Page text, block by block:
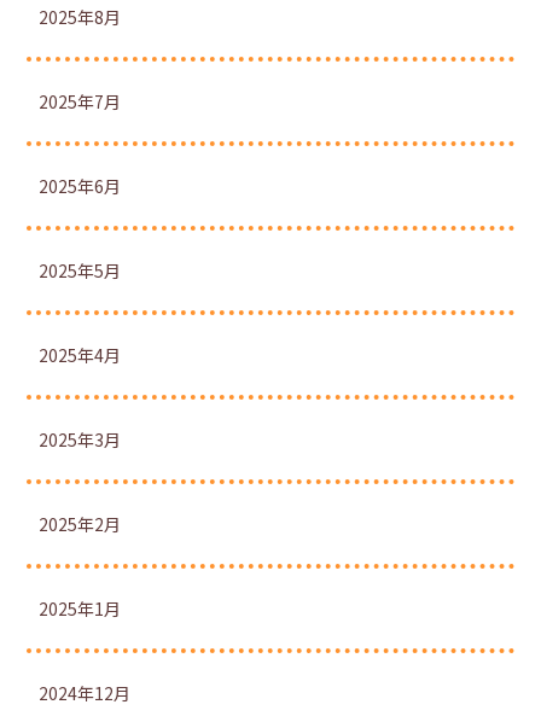
2025年8月
2025年7月
2025年6月
2025年5月
2025年4月
2025年3月
2025年2月
2025年1月
2024年12月